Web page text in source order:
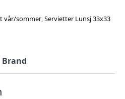
vår/sommer,Servietter Lunsj 33x33
Brand